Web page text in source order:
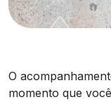
O
momento que